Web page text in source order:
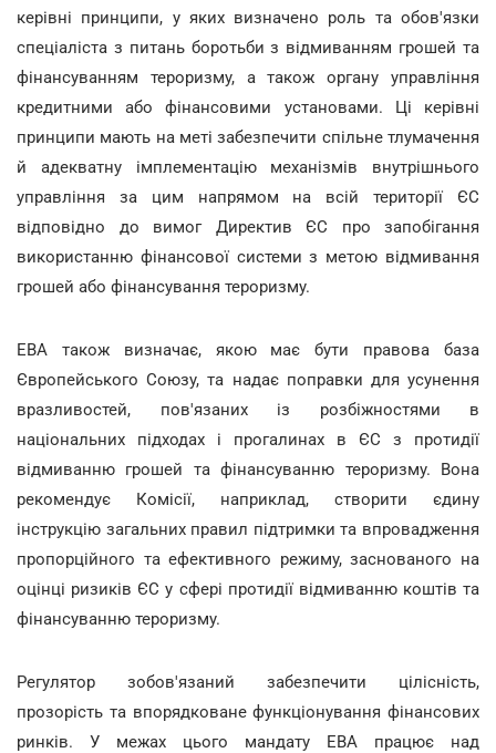
керівні принципи, у яких визначено роль та обов'язки
спеціаліста з питань боротьби з відмиванням грошей та
фінансуванням тероризму, а також органу управління
кредитними або фінансовими установами. Ці керівні
принципи мають на меті забезпечити спільне тлумачення
й адекватну імплементацію механізмів внутрішнього
управління за цим напрямом на всій території ЄС
відповідно до вимог Директив ЄС про запобігання
використанню фінансової системи з метою відмивання
грошей або фінансування тероризму.
ЕВА також визначає, якою має бути правова база
Європейського Союзу, та надає поправки для усунення
вразливостей, пов'язаних із розбіжностями в
національних підходах і прогалинах в ЄС з протидії
відмиванню грошей та фінансуванню тероризму. Вона
рекомендує Комісії, наприклад, створити єдину
інструкцію загальних правил підтримки та впровадження
пропорційного та ефективного режиму, заснованого на
оцінці ризиків ЄС у сфері протидії відмиванню коштів та
фінансуванню тероризму.
Регулятор зобов'язаний забезпечити цілісність,
прозорість та впорядковане функціонування фінансових
ринків. У межах цього мандату ЕВА працює над